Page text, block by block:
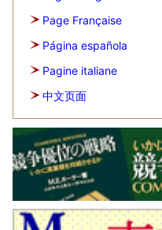
Page Française
Página española
Pagine italiane
中文页面